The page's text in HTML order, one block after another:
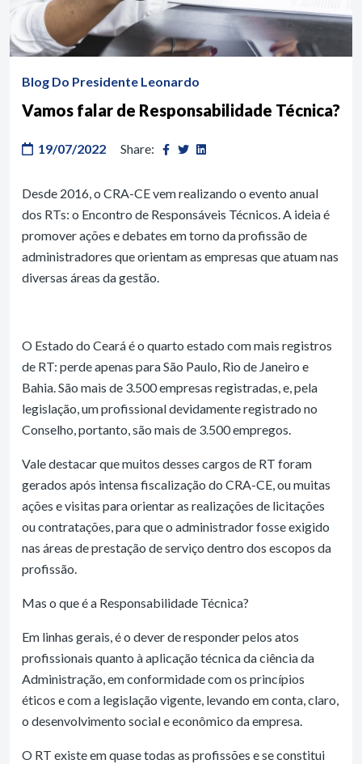
Blog Do Presidente Leonardo
Vamos falar de Responsabilidade Técnica?
19/07/2022 Share:
Desde 2016, o CRA-CE vem realizando o evento anual
dos RTs: o Encontro de Responsáveis Técnicos. A ideia é
promover ações e debates em torno da profissão de
administradores que orientam as empresas que atuam nas
diversas áreas da gestão.
O Estado do Ceará é o quarto estado com mais registros
de RT: perde apenas para São Paulo, Rio de Janeiro e
Bahia. São mais de 3.500 empresas registradas, e, pela
legislação, um profissional devidamente registrado no
Conselho, portanto, são mais de 3.500 empregos.
Vale destacar que muitos desses cargos de RT foram
gerados após intensa fiscalização do CRA-CE, ou muitas
ações e visitas para orientar as realizações de licitações
ou contratações, para que o administrador fosse exigido
nas áreas de prestação de serviço dentro dos escopos da
profissão.
Mas o que é a Responsabilidade Técnica?
Em linhas gerais, é o dever de responder pelos atos
profissionais quanto à aplicação técnica da ciência da
Administração, em conformidade com os princípios
éticos e com a legislação vigente, levando em conta, claro,
o desenvolvimento social e econômico da empresa.
O RT existe em quase todas as profissões e se constitui